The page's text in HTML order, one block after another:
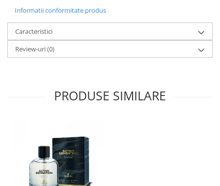
Informatii conformitate produs
Caracteristici
Review-uri(0)
PRODUSE SIMILARE